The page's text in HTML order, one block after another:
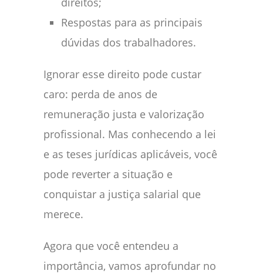
Respostas para as principais
dúvidas dos trabalhadores.
Ignorar esse direito pode custar
caro: perda de anos de
remuneração justa e valorização
profissional. Mas conhecendo a lei
e as teses jurídicas aplicáveis, você
pode reverter a situação e
conquistar a justiça salarial que
merece.
Agora que você entendeu a
importância, vamos aprofundar no